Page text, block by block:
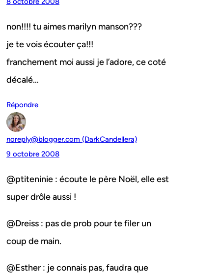
non!!!! tu aimes marilyn manson???
je te vois écouter ça!!!
franchement moi aussi je l’adore, ce coté
décalé…
Répondre
noreply@blogger.com (DarkCandellera)
9 octobre 2008
@ptiteninie : écoute le père Noël, elle est
super drôle aussi !
@Dreiss : pas de prob pour te filer un
coup de main.
@Esther : je connais pas, faudra que